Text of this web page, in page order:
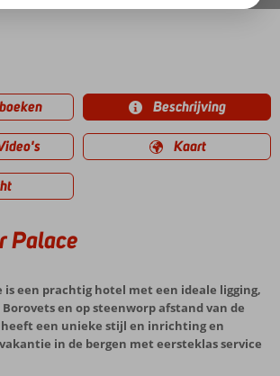
Beschrijving
Kaart
Palace
is een prachtig hotel met een ideale ligging,
en op steenworp afstand van de
een unieke stijl en inrichting en
in de bergen met eersteklas service